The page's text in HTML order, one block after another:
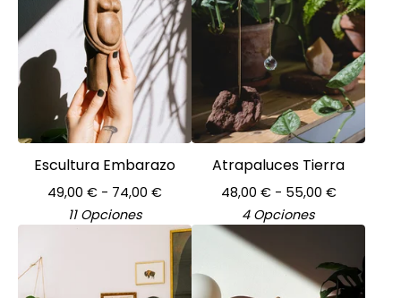
Escultura Embarazo
49,00 € - 74,00 €
11 Opciones
Atrapaluces Tierra
48,00 €- 55,00 €
4 Opciones